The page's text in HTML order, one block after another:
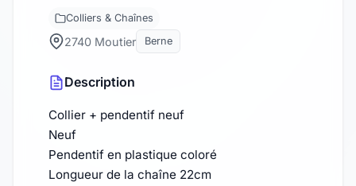
Colliers & Chaînes
2740 Moutier Berne
Description
Collier + pendentif neuf
Neuf
Pendentif en plastique coloré
Longueur de la chaîne 22cm